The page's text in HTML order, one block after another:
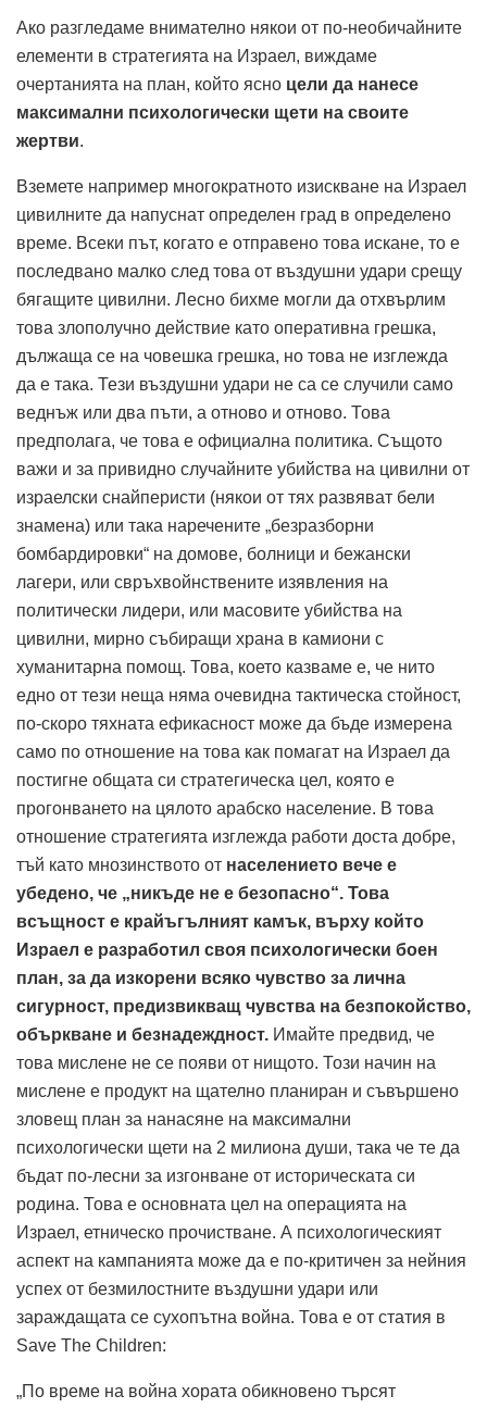
Ако разгледаме внимателно някои от по-необичайните
елементи в стратегията на Израел, виждаме
очертанията на план, който ясно цели да нанесе
максимални психологически щети на своите
жертви.
Вземете например многократното изискване на Израел
цивилните да напуснат определен град в определено
време. Всеки път, когато е отправено това искане, то е
последвано малко след това от въздушни удари срещу
бягащите цивилни. Лесно бихме могли да отхвърлим
това злополучно действие като оперативна грешка,
дължаща се на човешка грешка, но това не изглежда
да е така. Тези въздушни удари не са се случили само
веднъж или два пъти, а отново и отново. Това
предполага, че това е официална политика. Същото
важи и за привидно случайните убийства на цивилни от
израелски снайперисти (някои от тях развяват бели
знамена) или така наречените „безразборни
бомбардировки“ на домове, болници и бежански
лагери, или свръхвойнствените изявления на
политически лидери, или масовите убийства на
цивилни, мирно събиращи храна в камиони с
хуманитарна помощ. Това, което казваме е, че нито
едно от тези неща няма очевидна тактическа стойност,
по-скоро тяхната ефикасност може да бъде измерена
само по отношение на това как помагат на Израел да
постигне общата си стратегическа цел, която е
прогонването на цялото арабско население. В това
отношение стратегията изглежда работи доста добре,
тъй като мнозинството от населението вече е
убедено, че „никъде не е безопасно“. Това
всъщност е крайъгълният камък, върху който
Израел е разработил своя психологически боен
план, за да изкорени всяко чувство за лична
сигурност, предизвикващ чувства на безпокойство,
объркване и безнадеждност. Имайте предвид, че
това мислене не се появи от нищото. Този начин на
мислене е продукт на щателно планиран и съвършено
зловещ план за нанасяне на максимални
психологически щети на 2 милиона души, така че те да
бъдат по-лесни за изгонване от историческата си
родина. Това е основната цел на операцията на
Израел, етническо прочистване. А психологическият
аспект на кампанията може да е по-критичен за нейния
успех от безмилостните въздушни удари или
зараждащата се сухопътна война. Това е от статия в
Save The Children:
„По време на война хората обикновено търсят